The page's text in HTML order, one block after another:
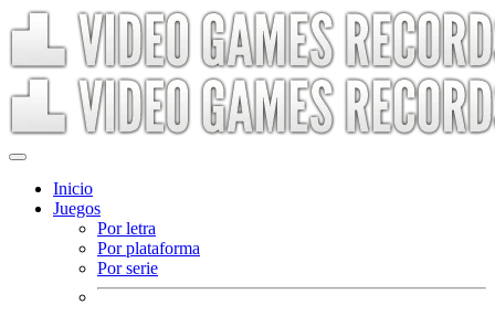
Inicio
Juegos
Por letra
Por plataforma
Por serie